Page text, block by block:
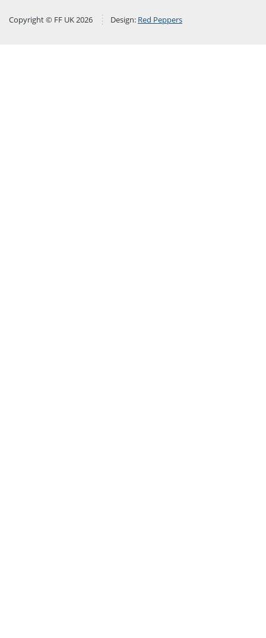
Copyright © FF UK 2026 Design: Red Peppers